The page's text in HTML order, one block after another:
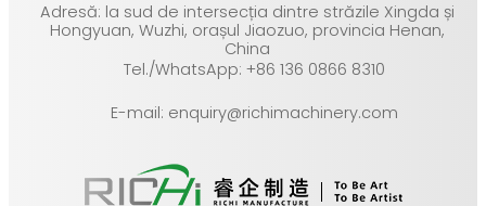
Adresă: la sud de intersecția dintre străzile Xingda și
Hongyuan, Wuzhi, orașul Jiaozuo, provincia Henan,
China
Tel./WhatsApp: +86 136 0866 8310
E-mail: enquiry@richimachinery.com